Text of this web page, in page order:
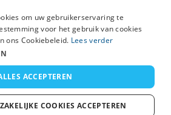
Charters & Guides S.L. alle
FRENCH
SPANISH
om uw gebruikerservaring te
voor het gebruik van cookies
ons Cookiebeleid. Lees verder
ACCEPTEREN
COOKIES ACCEPTEREN